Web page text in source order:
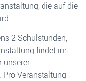
die auf die
2 Schulstunden,
findet im
unserer
Pro Veranstaltung